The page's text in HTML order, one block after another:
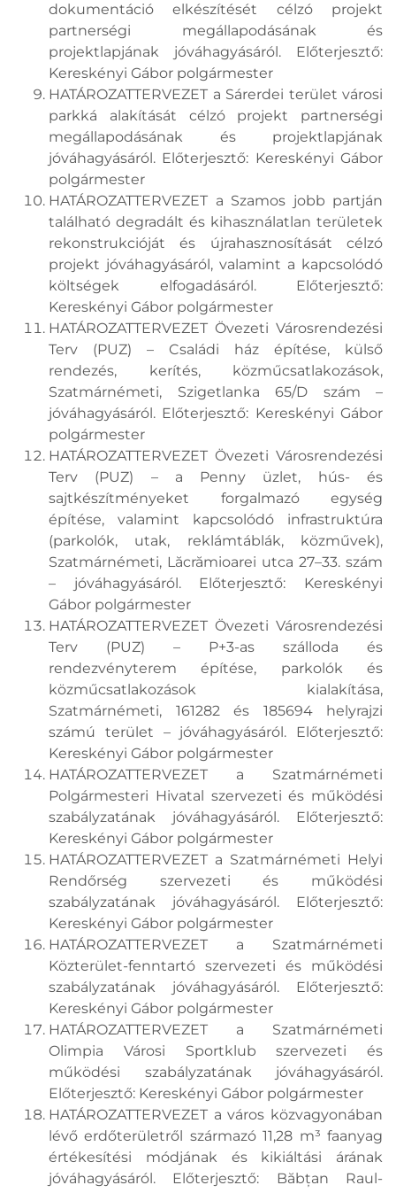
dokumentáció elkészítését célzó projekt
partnerségi megállapodásának és
projektlapjának jóváhagyásáról. Előterjesztő:
Kereskényi Gábor polgármester
HATÁROZATTERVEZET a Sárerdei terület városi
parkká alakítását célzó projekt partnerségi
megállapodásának és projektlapjának
jóváhagyásáról. Előterjesztő: Kereskényi Gábor
polgármester
HATÁROZATTERVEZET a Szamos jobb partján
található degradált és kihasználatlan területek
rekonstrukcióját és újrahasznosítását célzó
projekt jóváhagyásáról, valamint a kapcsolódó
költségek elfogadásáról. Előterjesztő:
Kereskényi Gábor polgármester
HATÁROZATTERVEZET Övezeti Városrendezési
Terv (PUZ) – Családi ház építése, külső
rendezés, kerítés, közműcsatlakozások,
Szatmárnémeti, Szigetlanka 65/D szám –
jóváhagyásáról. Előterjesztő: Kereskényi Gábor
polgármester
HATÁROZATTERVEZET Övezeti Városrendezési
Terv (PUZ) – a Penny üzlet, hús- és
sajtkészítményeket forgalmazó egység
építése, valamint kapcsolódó infrastruktúra
(parkolók, utak, reklámtáblák, közművek),
Szatmárnémeti, Lăcrămioarei utca 27–33. szám
– jóváhagyásáról. Előterjesztő: Kereskényi
Gábor polgármester
HATÁROZATTERVEZET Övezeti Városrendezési
Terv (PUZ) – P+3-as szálloda és
rendezvényterem építése, parkolók és
közműcsatlakozások kialakítása,
Szatmárnémeti, 161282 és 185694 helyrajzi
számú terület – jóváhagyásáról. Előterjesztő:
Kereskényi Gábor polgármester
HATÁROZATTERVEZET a Szatmárnémeti
Polgármesteri Hivatal szervezeti és működési
szabályzatának jóváhagyásáról. Előterjesztő:
Kereskényi Gábor polgármester
HATÁROZATTERVEZET a Szatmárnémeti Helyi
Rendőrség szervezeti és működési
szabályzatának jóváhagyásáról. Előterjesztő:
Kereskényi Gábor polgármester
HATÁROZATTERVEZET a Szatmárnémeti
Közterület-fenntartó szervezeti és működési
szabályzatának jóváhagyásáról. Előterjesztő:
Kereskényi Gábor polgármester
HATÁROZATTERVEZET a Szatmárnémeti
Olimpia Városi Sportklub szervezeti és
működési szabályzatának jóváhagyásáról.
Előterjesztő: Kereskényi Gábor polgármester
HATÁROZATTERVEZET a város közvagyonában
lévő erdőterületről származó 11,28 m³ faanyag
értékesítési módjának és kikiáltási árának
jóváhagyásáról. Előterjesztő: Băbțan Raul-